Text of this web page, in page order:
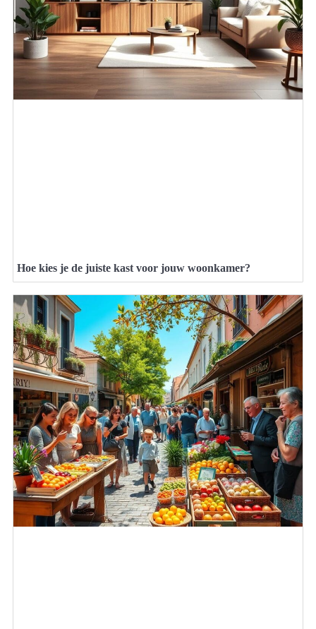
Hoe kies je de juiste kast voor jouw woonkamer?